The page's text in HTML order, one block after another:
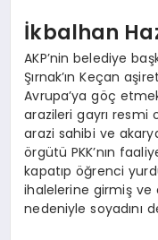
İkbalhan
AKP’nin belediye
Şırnak’ın Keçan
Avrupa’ya göç
arazileri gayrı resmi
arazi sahibi ve
örgütü PKK’nın
kapatıp öğrenci
ihalelerine girmiş ve
nedeniyle soyadını